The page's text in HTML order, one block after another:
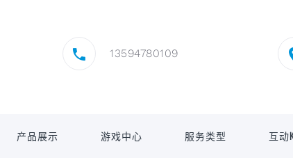
13594780109
产品展示 游戏中心 服务类型 互动